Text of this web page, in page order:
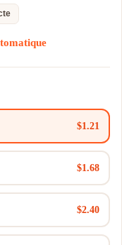
$1.21
$1.68
$2.40